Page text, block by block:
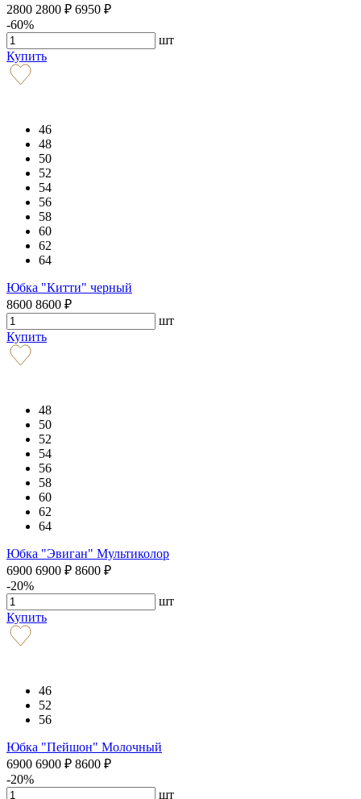
2800 2800 ₽ 6950 ₽
-60%
шт
Купить
46
48
50
52
54
56
58
60
62
64
Юбка "Китти" черный
8600 8600 ₽
шт
Купить
48
50
52
54
56
58
60
62
64
Юбка "Эвиган" Мультиколор
6900 6900 ₽ 8600 ₽
-20%
шт
Купить
46
52
56
Юбка "Пейшон" Молочный
6900 6900 ₽ 8600 ₽
-20%
шт